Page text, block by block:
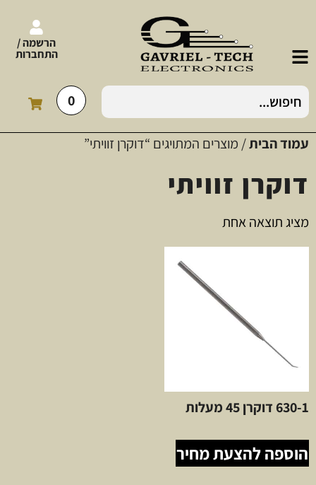
הרשמה /
התחברות
0
עמוד הבית/ מוצרים המתויגים “דוקרן זוויתי”
דוקרן זוויתי
מציג תוצאה אחת
630-1 דוקרן 45 מעלות
הוספה להצעת מחיר